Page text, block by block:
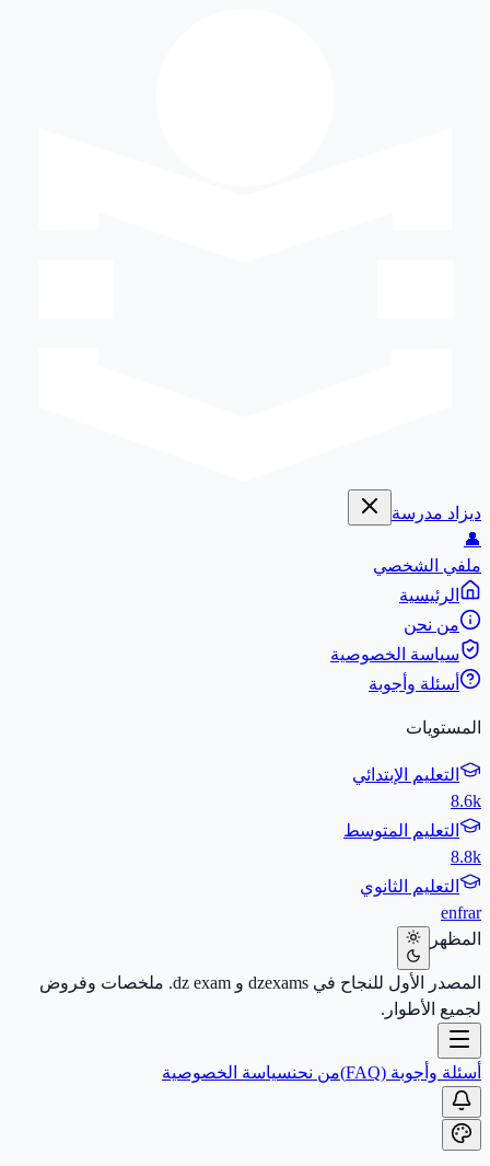
ديزاد مدرسة
👤
ملفي الشخصي
الرئيسية
من نحن
سياسة الخصوصية
أسئلة وأجوبة
المستويات
التعليم الإبتدائي
8.6k
التعليم المتوسط
8.8k
التعليم الثانوي
enfrar
المظهر
المصدر الأول للنجاح في dzexams و dz exam. ملخصات وفروض
لجميع الأطوار.
أسئلة وأجوبة (FAQ) من نحنسياسة الخصوصية